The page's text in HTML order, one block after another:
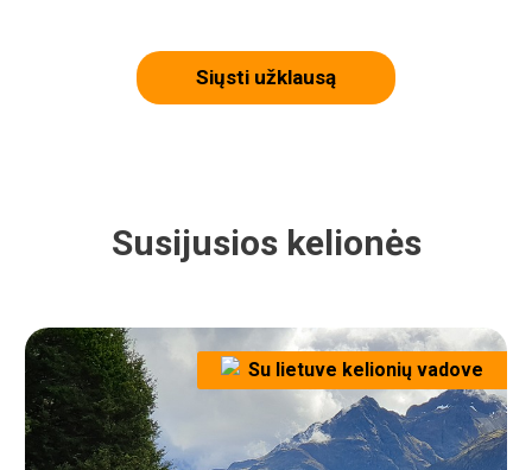
Siųsti užklausą
Susijusios kelionės
Su lietuve kelionių vadove